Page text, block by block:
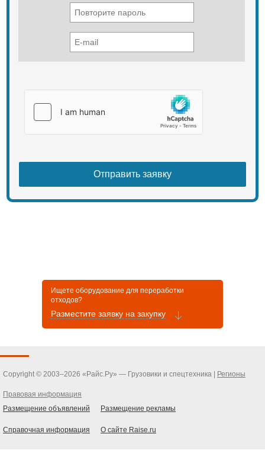
Ищете оборудование для переработки
отходов?
Разместите заявку на закупку
Copyright © 2003–2026 «Райс.Ру» — Грузовики и спецтехника | Регионы
Правовая информация
Размещение объявлений
Размещение рекламы
Справочная информация О сайте Raise.ru